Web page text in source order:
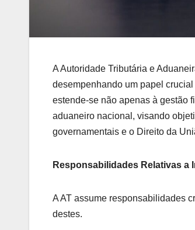
A Autoridade Tributária e
desempenhando um papel
estende-se não apenas à gestão
aduaneiro nacional, visando
governamentais e o Direito da
Responsabilidades Relativas a
A AT assume responsabilidades
destes.